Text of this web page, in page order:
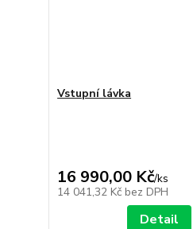
Vstupní lávka
16 990,00 Kč/ks
14 041,32 Kč bez DPH
Detail